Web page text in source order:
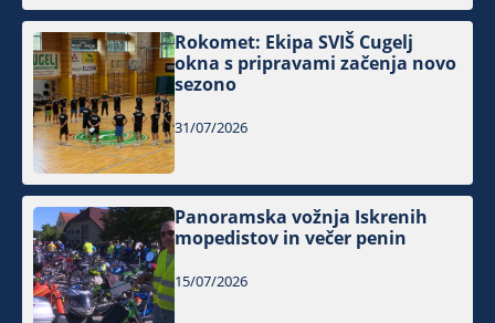
Rokomet: Ekipa SVIŠ Cugelj
okna s pripravami začenja novo
sezono
31/07/2026
Panoramska vožnja Iskrenih
mopedistov in večer penin
15/07/2026